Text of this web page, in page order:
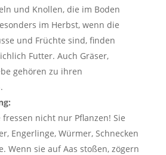
und Knollen, die im Boden
im Herbst, wenn die
und Früchte sind, finden
Futter. Auch Gräser,
gehören zu ihren
fressen nicht nur Pflanzen! Sie
Engerlinge, Würmer, Schnecken
Wenn sie auf Aas stoßen, zögern